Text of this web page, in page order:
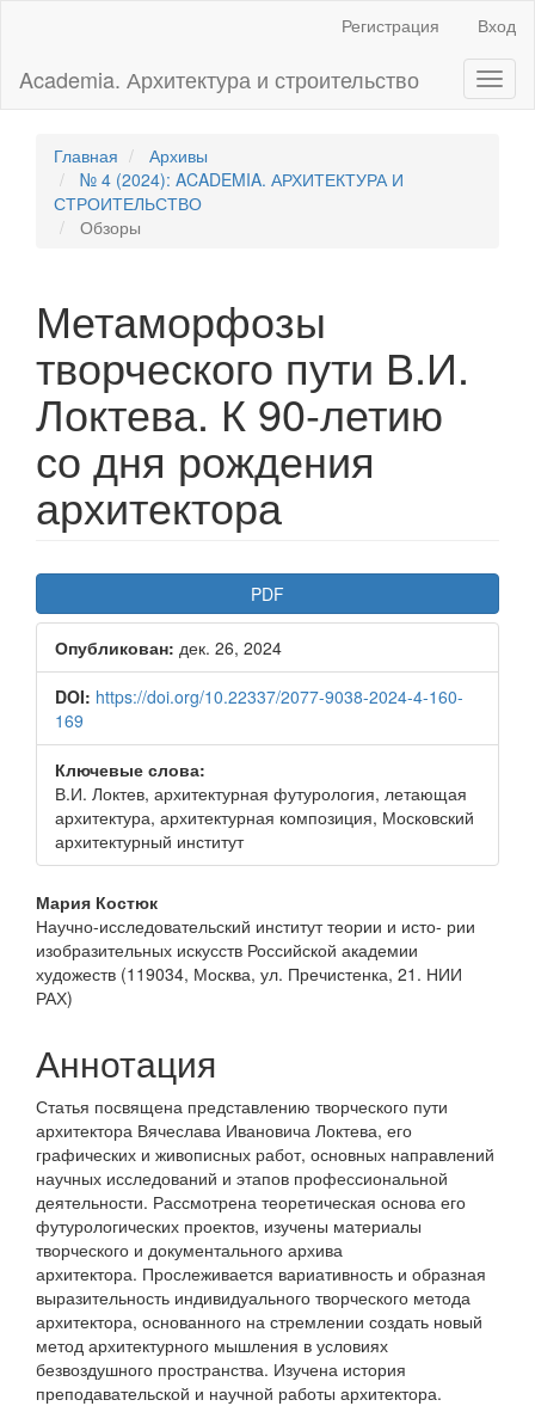
Основное
содержимое
панель
Регистрация Вход
Academia. Архитектура и строительство
Главная
Архивы
№ 4 (2024): ACADEMIA. АРХИТЕКТУРА И
СТРОИТЕЛЬСТВО
Обзоры
Метаморфозы
творческого пути В.И.
Локтева. К 90-летию
со дня рождения
архитектора
Боковая
панель
статьи
PDF
Опубликован: дек. 26, 2024
DOI: https://doi.org/10.22337/2077-9038-2024-4-160-
169
Ключевые слова:
В.И. Локтев, архитектурная футурология, летающая
архитектура, архитектурная композиция, Московский
архитектурный институт
Основное
содержимое
статьи
Мария Костюк
Научно-исследовательский институт теории и исто- рии
изобразительных искусств Российской академии
художеств (119034, Москва, ул. Пречистенка, 21. НИИ
РАХ)
Аннотация
Статья посвящена представлению творческого пути
архитектора Вячеслава Ивановича Локтева, его
графических и живописных работ, основных направлений
научных исследований и этапов профессиональной
деятельности. Рассмотрена теоретическая основа его
футурологических проектов, изучены материалы
творческого и документального архива
архитектора. Прослеживается вариативность и образная
выразительность индивидуального творческого метода
архитектора, основанного на стремлении создать новый
метод архитектурного мышления в условиях
безвоздушного пространства. Изучена история
преподавательской и научной работы архитектора.